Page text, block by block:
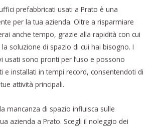
prefabbricati usati a Prato è una
per la tua azienda. Oltre a risparmiare
anche tempo, grazie alla rapidità con cui
soluzione di spazio di cui hai bisogno. I
usati sono pronti per l’uso e possono
e installati in tempi record, consentendoti di
attività principali.
mancanza di spazio influisca sulle
azienda a Prato. Scegli il noleggio dei